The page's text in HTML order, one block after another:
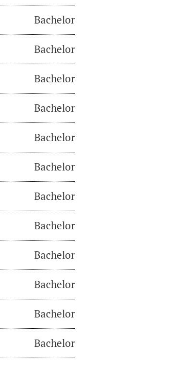
Bachelor
Bachelor
Bachelor
Bachelor
Bachelor
Bachelor
Bachelor
Bachelor
Bachelor
Bachelor
Bachelor
Bachelor